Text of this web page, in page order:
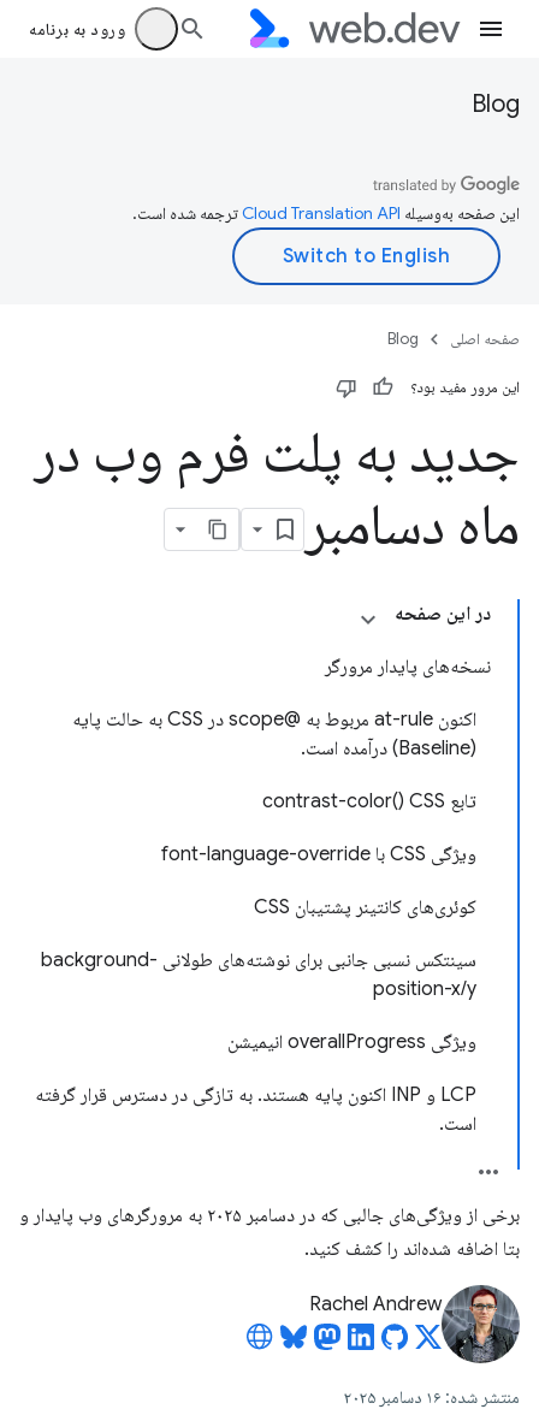
ورود به برنامه
Blog
این صفحه به‌وسیله ترجمه شده است.
صفحه اصلی Blog
این مرور مفید بود؟
جدید به پلت فرم وب در
ماه دسامبر
در این صفحه
نسخه‌های پایدار مرورگر
اکنون at-rule مربوط به @scope در CSS به حالت پایه
(Baseline) درآمده است.
تابع contrast-color() CSS
ویژگی CSS با font-language-override
کوئری‌های کانتینر پشتیبان CSS
سینتکس نسبی جانبی برای نوشته‌های طولانی background-
position-x/y
ویژگی overallProgress انیمیشن
LCP و INP اکنون پایه هستند. به تازگی در دسترس قرار گرفته
است.
برخی از ویژگی‌های جالبی که در دسامبر ۲۰۲۵ به مرورگرهای وب پایدار و
بتا اضافه شده‌اند را کشف کنید.
Rachel Andrew
منتشر شده: ۱۶ دسامبر ۲۰۲۵